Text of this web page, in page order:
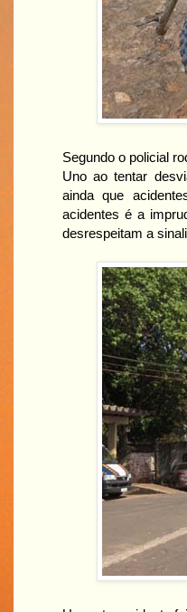
Segundo o policial
Uno ao tentar
ainda que
acidentes é a
desrespeitam a